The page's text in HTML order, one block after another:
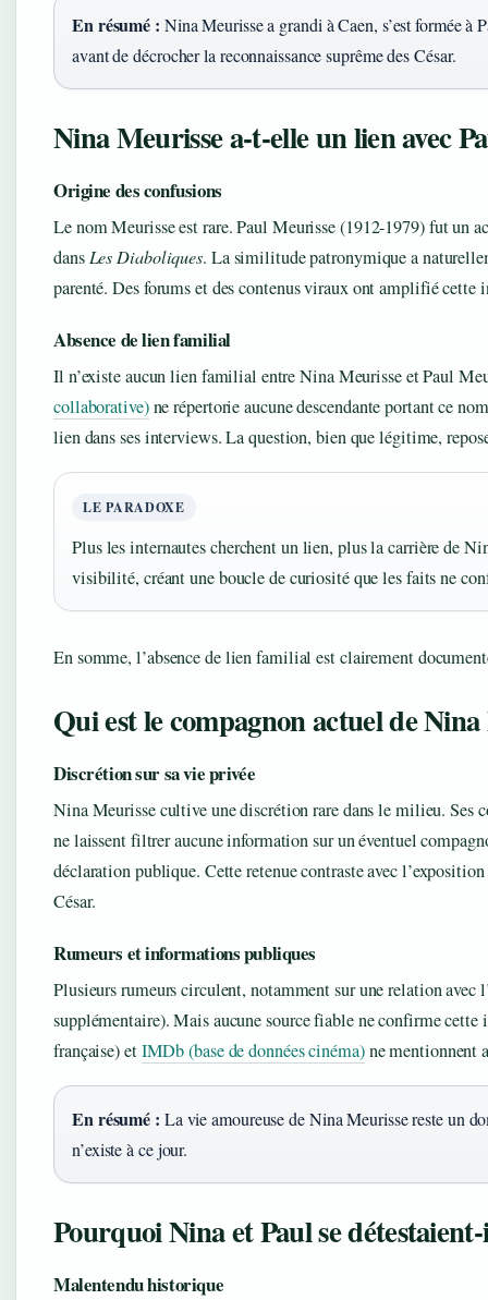
En résumé : Nina Meurisse a grandi à Caen, s’est formée à
avant de décrocher la reconnaissance suprême des César.
Nina Meurisse a-t-elle un lien avec
Origine des confusions
Le nom Meurisse est rare. Paul Meurisse (1912-1979) fut un
dansLes Diaboliques. La similitude patronymique a
parenté. Des forums et des contenus viraux ont amplifié cette
Absence de lien familial
Il n’existe aucun lien familial entre Nina Meurisse et Paul
collaborative)ne répertorie aucune descendante portant ce
lien dans ses interviews. La question, bien que légitime,
LE PARADOXE
Plus les internautes cherchent un lien, plus la carrière de
visibilité, créant une boucle de curiosité que les faits ne
En somme, l’absence de lien familial est clairement
Qui est le compagnon actuel de
Discrétion sur sa vie privée
Nina Meurisse cultive une discrétion rare dans le milieu. Ses
ne laissent filtrer aucune information sur un éventuel
déclaration publique. Cette retenue contraste avec
César.
Rumeurs et informations publiques
Plusieurs rumeurs circulent, notamment sur une relation
supplémentaire). Mais aucune source fiable ne confirme
française) etIMDb (base de données cinéma)ne mentionnent
En résumé : La vie amoureuse de Nina Meurisse reste un
n’existe à ce jour.
Pourquoi Nina et Paul se
Malentendu historique